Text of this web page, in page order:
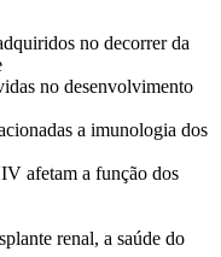
no decorrer da
no desenvolvimento
a imunologia dos
afetam a função dos
renal, a saúde do